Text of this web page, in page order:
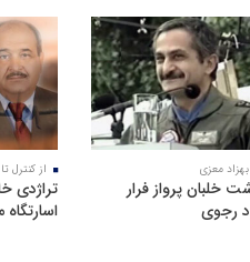
بهزاد معزی
خلبان پرواز فرار
رجوی
از کنترل
تراژدی